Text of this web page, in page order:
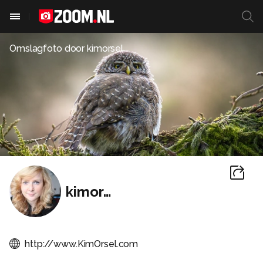
Omslagfoto doorkimorsel
kimorsel
http://www.KimOrsel.com